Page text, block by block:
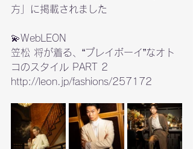
方」に掲載されました
💫WebLEON
笠松 将が着る、“プレイボーイ”なオト
コのスタイル PART 2
http://leon.jp/fashions/257172